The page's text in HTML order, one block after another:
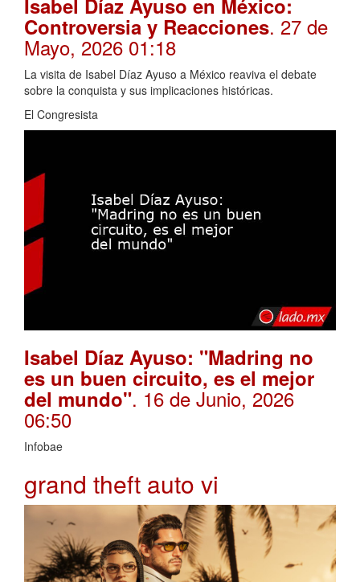
Controversia y Reacciones. 27 de
Mayo, 2026 01:18
La visita de Isabel Díaz Ayuso a México reaviva el debate
sobre la conquista y sus implicaciones históricas.
El Congresista
Isabel Díaz Ayuso: "Madring no
es un buen circuito, es el mejor
del mundo". 16 de Junio, 2026
06:50
Infobae
grand theft auto vi